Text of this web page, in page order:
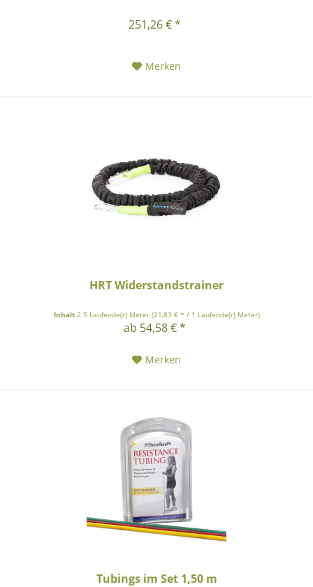
251,26 € *
Merken
HRT Widerstandstrainer
Inhalt 2.5 Laufende(r) Meter (21,83 € * / 1 Laufende(r) Meter)
ab 54,58 € *
Merken
Tubings im Set 1,50 m